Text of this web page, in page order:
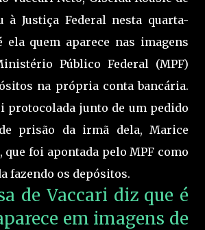
à Justiça Federal nesta quarta-
ela quem aparece nas imagens
Público Federal (MPF)
na própria conta bancária.
protocolada junto de um pedido
prisão da irmã dela, Marice
que foi apontada pelo MPF como
fazendo os depósitos.
de Vaccari diz que é
em imagens de